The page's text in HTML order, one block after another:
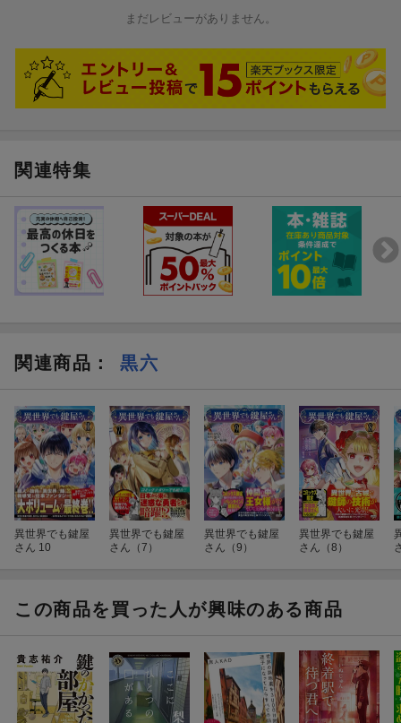
まだレビューがありません。
関連特集
関連商品 ： 黒六
異世界でも鍵屋
さん 10
異世界でも鍵屋
さん（7）
異世界でも鍵屋
さん（9）
異世界でも鍵屋
さん（8）
この商品を買った人が興味のある商品